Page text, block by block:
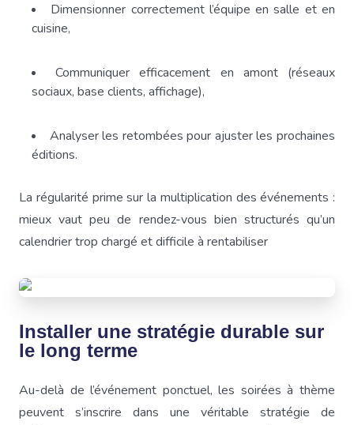
Dimensionner correctement l’équipe en salle et en
cuisine,
Communiquer efficacement en amont (réseaux
sociaux, base clients, affichage),
Analyser les retombées pour ajuster les prochaines
éditions.
La régularité prime sur la multiplication des événements :
mieux vaut peu de rendez-vous bien structurés qu’un
calendrier trop chargé et difficile à rentabiliser
Installer une stratégie durable sur
le long terme
Au-delà de l’événement ponctuel, les soirées à thème
peuvent s’inscrire dans une véritable stratégie de